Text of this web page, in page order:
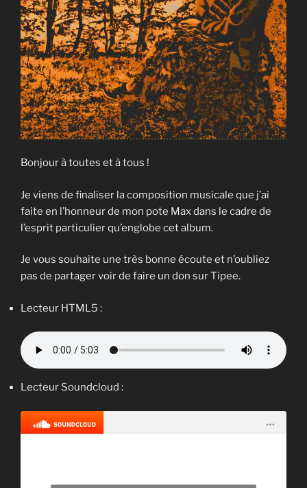
Bonjour à toutes et à tous !
Je viens de finaliser la composition musicale que j’ai
faite en l’honneur de mon pote Max dans le cadre de
l’esprit particulier qu’englobe cet album.
Je vous souhaite une très bonne écoute et n’oubliez
pas de partager voir de faire un don sur Tipee.
Lecteur HTML5 :
Lecteur Soundcloud :